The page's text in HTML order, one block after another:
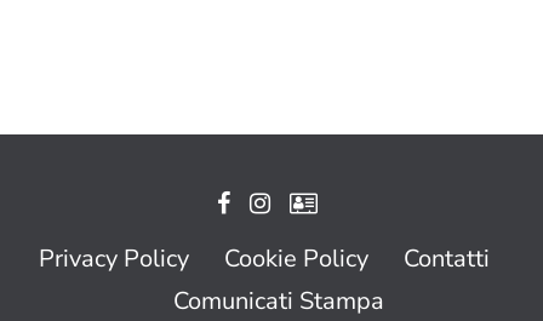
Privacy Policy Cookie Policy
Contatti
Comunicati Stampa